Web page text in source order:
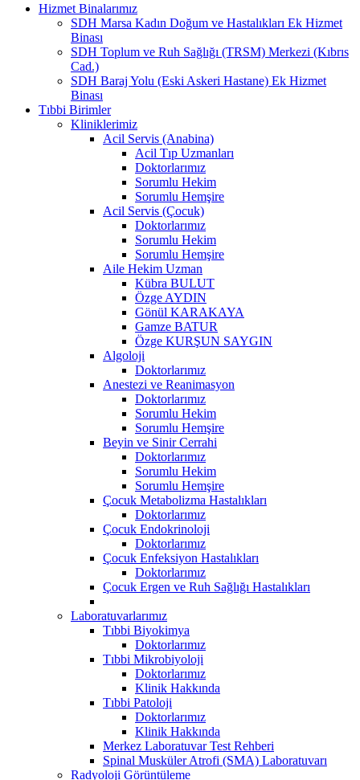
Hizmet Binalarımız
SDH Marsa Kadın Doğum ve Hastalıkları Ek Hizmet
Binası
SDH Toplum ve Ruh Sağlığı (TRSM) Merkezi (Kıbrıs
Cad.)
SDH Baraj Yolu (Eski Askeri Hastane) Ek Hizmet
Binası
Tıbbi Birimler
Kliniklerimiz
Acil Servis (Anabina)
Acil Tıp Uzmanları
Doktorlarımız
Sorumlu Hekim
Sorumlu Hemşire
Acil Servis (Çocuk)
Doktorlarımız
Sorumlu Hekim
Sorumlu Hemşire
Aile Hekim Uzman
Kübra BULUT
Özge AYDIN
Gönül KARAKAYA
Gamze BATUR
Özge KURŞUN SAYGIN
Algoloji
Doktorlarımız
Anestezi ve Reanimasyon
Doktorlarımız
Sorumlu Hekim
Sorumlu Hemşire
Beyin ve Sinir Cerrahi
Doktorlarımız
Sorumlu Hekim
Sorumlu Hemşire
Çocuk Metabolizma Hastalıkları
Doktorlarımız
Çocuk Endokrinoloji
Doktorlarımız
Çocuk Enfeksiyon Hastalıkları
Doktorlarımız
Çocuk Ergen ve Ruh Sağlığı Hastalıkları
Laboratuvarlarımız
Tıbbi Biyokimya
Doktorlarımız
Tıbbi Mikrobiyoloji
Doktorlarımız
Klinik Hakkında
Tıbbi Patoloji
Doktorlarımız
Klinik Hakkında
Merkez Laboratuvar Test Rehberi
Spinal Musküler Atrofi (SMA) Laboratuvarı
Radyoloji Görüntüleme